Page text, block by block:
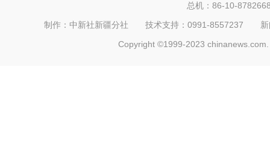
总机：86-10-
制作：中新社新疆分社 技术支持：0991-8557237
Copyright ©1999-2023